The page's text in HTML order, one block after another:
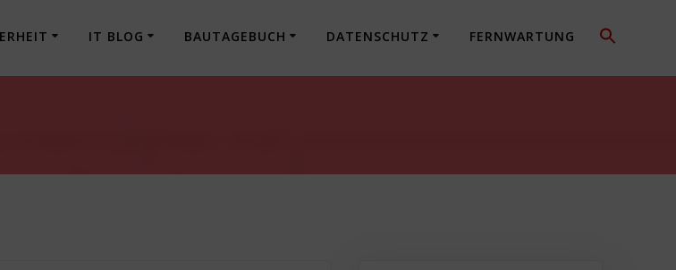
IT BLOG BAUTAGEBUCH DATENSCHUTZ FERNWARTUNG